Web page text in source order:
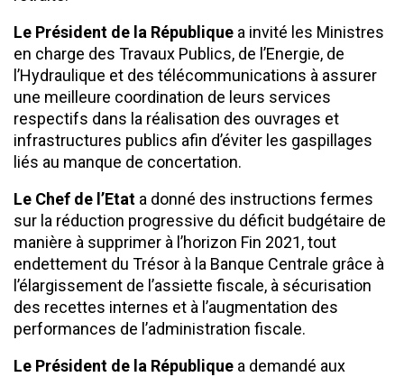
Le Président de la République a invité les Ministres
en charge des Travaux Publics, de l’Energie, de
l’Hydraulique et des télécommunications à assurer
une meilleure coordination de leurs services
respectifs dans la réalisation des ouvrages et
infrastructures publics afin d’éviter les gaspillages
liés au manque de concertation.
Le Chef de l’Etat a donné des instructions fermes
sur la réduction progressive du déficit budgétaire de
manière à supprimer à l’horizon Fin 2021, tout
endettement du Trésor à la Banque Centrale grâce à
l’élargissement de l’assiette fiscale, à sécurisation
des recettes internes et à l’augmentation des
performances de l’administration fiscale.
Le Président de la République a demandé aux